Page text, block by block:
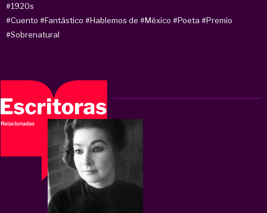
#1920s
#Cuento #Fantástico #Hablemos de #México #Poeta #Premio
#Sobrenatural